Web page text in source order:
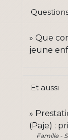
Que
jeune
Et aussi
(Paje) :
Famille -